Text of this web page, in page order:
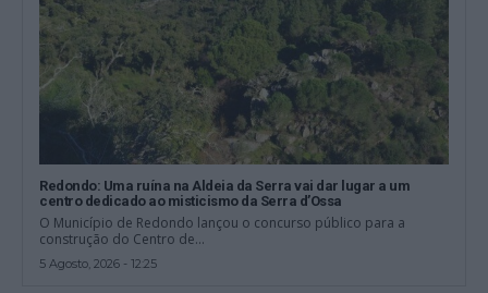
Redondo: Uma ruína na Aldeia da Serra vai dar lugar a um
centro dedicado ao misticismo da Serra d’Ossa
O Município de Redondo lançou o concurso público para a
construção do Centro de...
5 Agosto, 2026 - 12:25